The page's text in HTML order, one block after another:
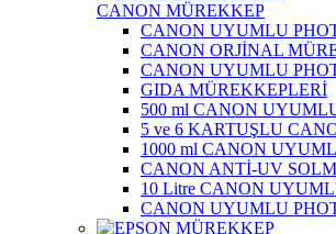
CANON MÜREKKEP
CANON UYUMLU
CANON ORJİNAL
CANON UYUMLU
GIDA MÜREKKEPLERİ
500 ml CANON
5 ve 6 KARTUŞLU
1000 ml CANON
CANON ANTİ-UV
10 Litre CANON
CANON UYUMLU